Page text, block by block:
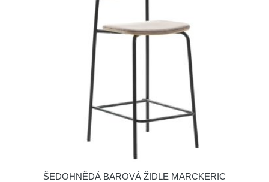
ŠEDOHNĚDÁ BAROVÁ ŽIDLE MARCKERIC